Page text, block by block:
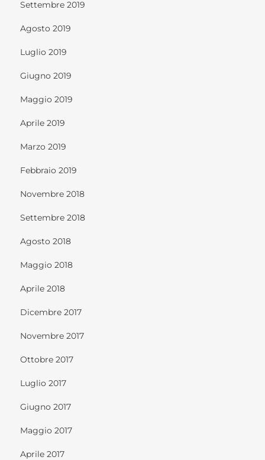
Settembre 2019
Agosto 2019
Luglio 2019
Giugno 2019
Maggio 2019
Aprile 2019
Marzo 2019
Febbraio 2019
Novembre 2018
Settembre 2018
Agosto 2018
Maggio 2018
Aprile 2018
Dicembre 2017
Novembre 2017
Ottobre 2017
Luglio 2017
Giugno 2017
Maggio 2017
Aprile 2017